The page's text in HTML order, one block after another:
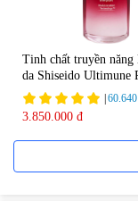
Tinh chất truyền năng
da Shiseido Ultimune
75ml
60.640
3.850.000 đ